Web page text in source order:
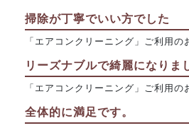
掃除が丁寧でいい方でした
「エアコンクリーニング」ご利用の
リーズナブルで綺麗になりま
「エアコンクリーニング」ご利用の
全体的に満足です。